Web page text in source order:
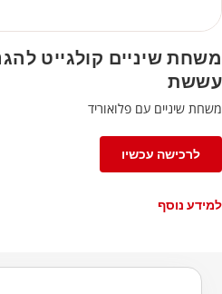
משחת שיניים קולגייט
עששת
משחת שיניים עם פלואוריד
לרכישה עכשיו
למידע נוסף